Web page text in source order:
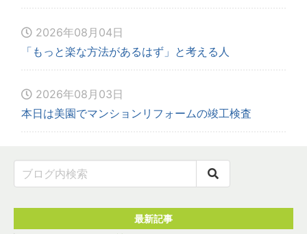
2026年08月04日
「もっと楽な方法があるはず」と考える人
2026年08月03日
本日は美園でマンションリフォームの竣工検査
最新記事